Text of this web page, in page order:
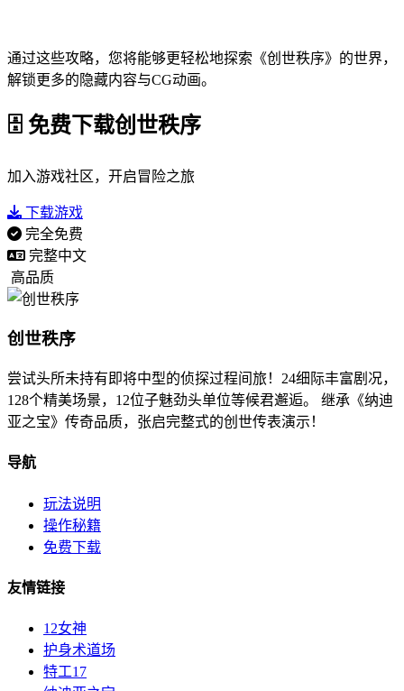
通过这些攻略，您将能够更轻松地探索《创世秩序》的世界，
解锁更多的隐藏内容与CG动画。
🗄️ 免费下载创世秩序
加入游戏社区，开启冒险之旅
下载游戏
完全免费
完整中文
高品质
创世秩序
尝试头所未持有即将中型的侦探过程间旅！24细际丰富剧况，
128个精美场景，12位子魅劲头单位等候君邂逅。 继承《纳迪
亚之宝》传奇品质，张启完整式的创世传表演示！
导航
玩法说明
操作秘籍
免费下载
友情链接
12女神
护身术道场
特工17